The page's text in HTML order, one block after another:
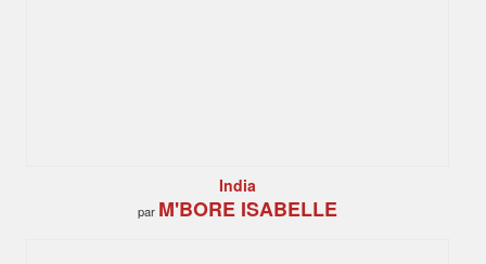
India
par M'BORE ISABELLE